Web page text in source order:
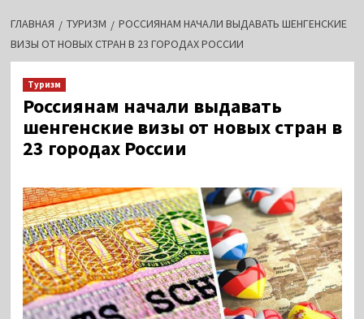
ГЛАВНАЯ ТУРИЗМ
РОССИЯНАМ НАЧАЛИ ВЫДАВАТЬ ШЕНГЕНСКИЕ
ВИЗЫ ОТ НОВЫХ СТРАН В 23 ГОРОДАХ РОССИИ
Туризм
Россиянам начали выдавать
шенгенские визы от новых стран в
23 городах России